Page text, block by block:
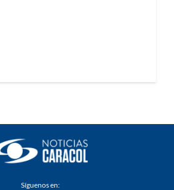
Síguenos en: